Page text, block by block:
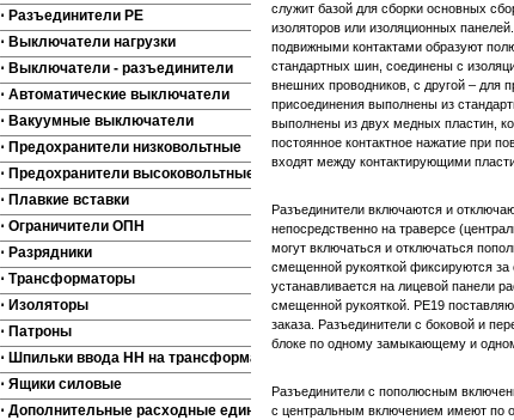
⋅ Разъединители РЕ
⋅ Выключатели нагрузки
⋅ Выключатели - разъединители
⋅ Автоматические выключатели
⋅ Вакуумные выключатели
⋅ Предохранители низковольтные
⋅ Предохранители высоковольтные
⋅ Плавкие вставки
⋅ Ограничители ОПН
⋅ Разрядники
⋅ Трансформаторы
⋅ Изоляторы
⋅ Патроны
⋅ Шпильки ввода НН на трансформаторы
⋅ Ящики силовые
⋅ Дополнительные расходные единицы
служит базой для сборки основных
изоляторов или изоляционных
подвижными контактами образуют
стандартных шин, соединены с
внешних проводников, с другой – для
присоединения выполнены из
выполнены из двух медных пластин,
постоянное контактное нажатие при
входят между контактирующими
Разъединители включаются и
непосредственно на траверсе
могут включаться и отключаться
смещенной рукояткой фиксируются
устанавливается на лицевой панели
смещенной рукояткой. РЕ19
заказа. Разъединители с боковой и
блоке по одному замыкающему и
Разъединители с пополюсным
с центральным включением имеют по